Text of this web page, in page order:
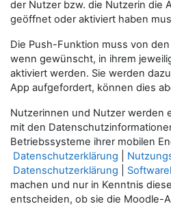
der Nutzer bzw. die Nutzerin die
geöffnet oder aktiviert haben
Die Push-Funktion muss von
wenn gewünscht, in ihrem
aktiviert werden. Sie werden
App aufgefordert, können dies
Nutzerinnen und Nutzer werden
mit den
Betriebssysteme ihrer mobilen
Datenschutzerklärung
Datenschutzerklärung
machen und nur in Kenntnis
entscheiden, ob sie die Moodle-